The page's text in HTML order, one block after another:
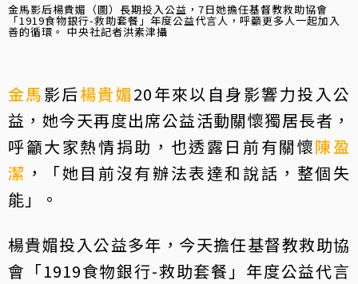
金馬影后楊貴媚（圖）長期投入公益，7日她擔任基督教救助協會
「1919食物銀行-救助套餐」年度公益代言人，呼籲更多人一起加入
善的循環。 中央社記者洪素津攝
金馬影后楊貴媚20年來以自身影響力投入公
益，她今天再度出席公益活動關懷獨居長者，
呼籲大家熱情捐助，也透露日前有關懷陳盈
潔 ，「她目前沒有辦法表達和說話，整個失
能」。
楊貴媚投入公益多年，今天擔任基督教救助協
會「1919食物銀行-救助套餐」年度公益代言